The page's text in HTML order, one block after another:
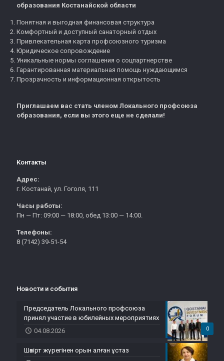
образования Костанайской области
Понятная и выгодная финансовая структура
Комфортный и доступный санаторный отдых
Привлекательная карта профсоюзного туризма
Юридическое сопровождение
Уникальные нормы соглашения о соцпартнерстве
Гарантированная материальная помощь нуждающимся
Прозрачность и информационная открытость
Приглашаем вас стать членом Локального профсоюза
образования, если вы этого еще не сделали!
Контакты
Адрес:
г. Костанай, ул. Гоголя, 111
Часы работы:
Пн — Пт: 09:00 — 18:00, обед 13:00 — 14:00.
Телефоны:
8 (7142) 39-51-54
Новости и события
0
Председатель Локального профсоюза
принял участие в юбилейных мероприятиях
04.08.2026
Шәкірт жүрегінен орын алған ұстаз